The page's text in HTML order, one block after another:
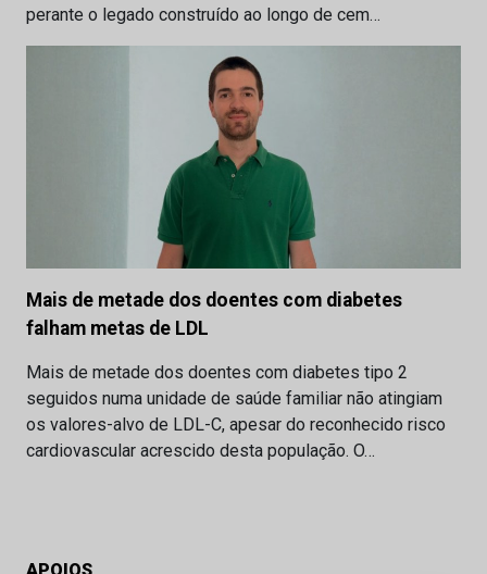
perante o legado construído ao longo de cem…
Mais de metade dos doentes com diabetes
falham metas de LDL
Mais de metade dos doentes com diabetes tipo 2
seguidos numa unidade de saúde familiar não atingiam
os valores-alvo de LDL-C, apesar do reconhecido risco
cardiovascular acrescido desta população. O…